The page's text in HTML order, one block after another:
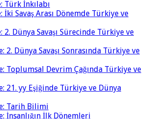
Türk İnkılabı
İki Savaş Arası Dönemde Türkiye ve
2. Dünya Savaşı Sürecinde Türkiye ve
2. Dünya Savaşı Sonrasında Türkiye ve
Toplumsal Devrim Çağında Türkiye ve
21. yy Eşiğinde Türkiye ve Dünya
Tarih Bilimi
İnsanlığın İlk Dönemleri